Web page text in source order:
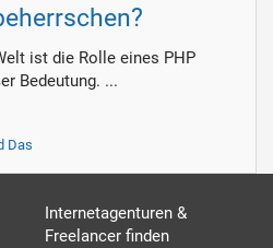
ist die Rolle eines PHP
Bedeutung. ...
Das
Internetagenturen &
Freelancer finden